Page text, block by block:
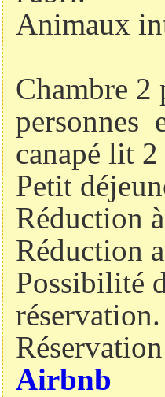
Animaux
Chambre 2
personnes
canapé lit 2
Petit
Réduction
Réduction
Possibilité
réservation.
Airbnb